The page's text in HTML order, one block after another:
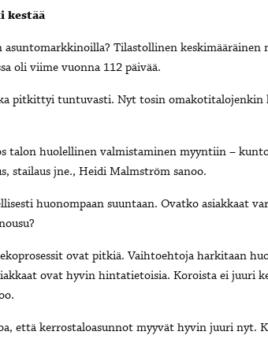
kestää
Tilastollinen keskimääräinen
oli viime vuonna 112 päivää.
pitkittyi tuntuvasti. Nyt tosin omakotitalojenkin
talon huolellinen valmistaminen myyntiin –
stailaus jne., Heidi Malmström sanoo.
huonompaan suuntaan. Ovatko asiakkaat
ovat pitkiä. Vaihtoehtoja harkitaan
ovat hyvin hintatietoisia. Koroista ei juuri
että kerrostaloasunnot myyvät hyvin juuri nyt.